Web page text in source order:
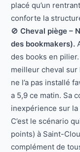
placé qu’un
conforte la
🚫 Cheval piège –
des bookmakers).
des books en
meilleur cheval sur
ne l’a pas installé
a 5,9 ce matin. Sa
inexpérience sur
C’est le scénario
points) à Saint-
complément de